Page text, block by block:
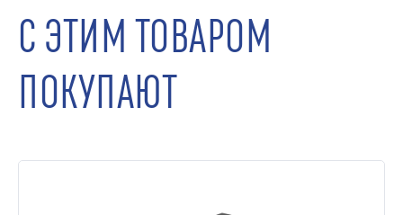
С ЭТИМ ТОВАРОМ
ПОКУПАЮТ